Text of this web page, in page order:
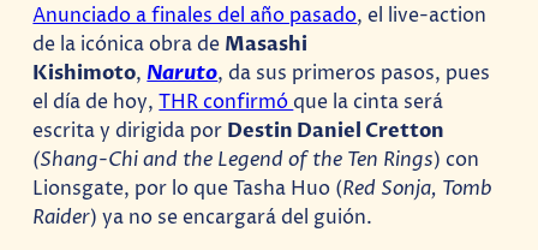
Anunciado a finales del año pasado, el live-action
de la icónica obra de Masashi
Kishimoto, Naruto, da sus primeros pasos, pues
el día de hoy,THR confirmóque la cinta será
escrita y dirigida por Destin Daniel Cretton
(Shang-Chi and the Legend of the Ten Rings) con
Lionsgate, por lo que Tasha Huo (Red Sonja, Tomb
Raider) ya no se encargará del guión.